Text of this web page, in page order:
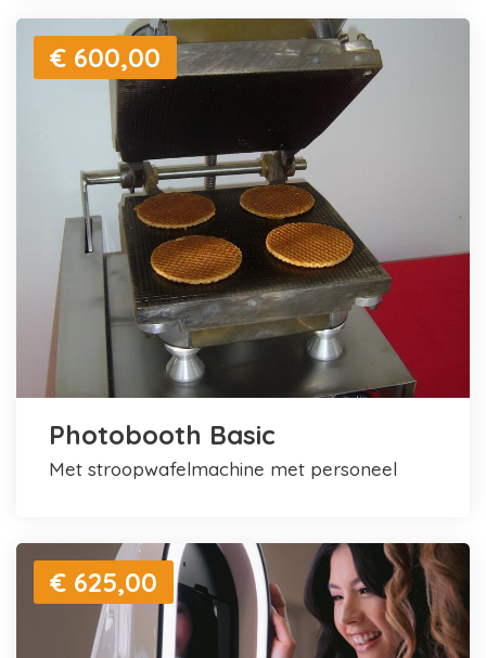
€ 600,00
Photobooth Basic
met stroopwafelmachine met personeel
€ 625,00